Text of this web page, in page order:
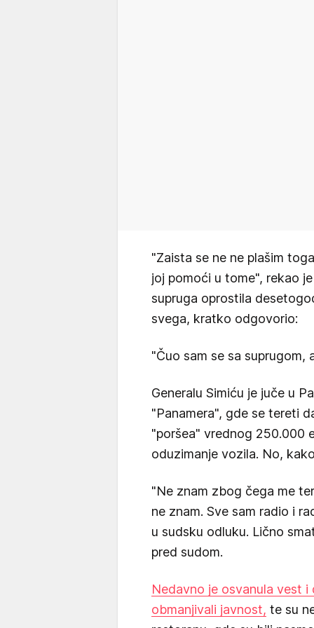
"Zaista se ne ne plašim
joj pomoći u tome", rekao
supruga oprostila
svega, kratko odgovorio:
"Čuo sam se sa suprugom,
Generalu Simiću je juče u
"Panamera", gde se tereti
"poršea" vrednog 250.000
oduzimanje vozila. No,
"Ne znam zbog čega me
ne znam. Sve sam radio i
u sudsku odluku. Lično
pred sudom.
Nedavno je osvanula vest i
obmanjivali javnost, te su